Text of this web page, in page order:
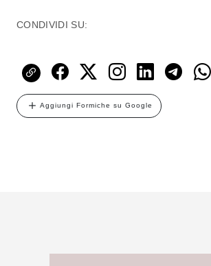
CONDIVIDI SU:
Aggiungi Formiche su Google